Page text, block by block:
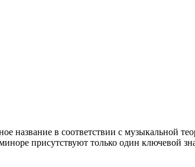
название в соответствии с
присутствуют только один ключевой